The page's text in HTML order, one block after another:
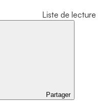
Liste de lecture
Partager